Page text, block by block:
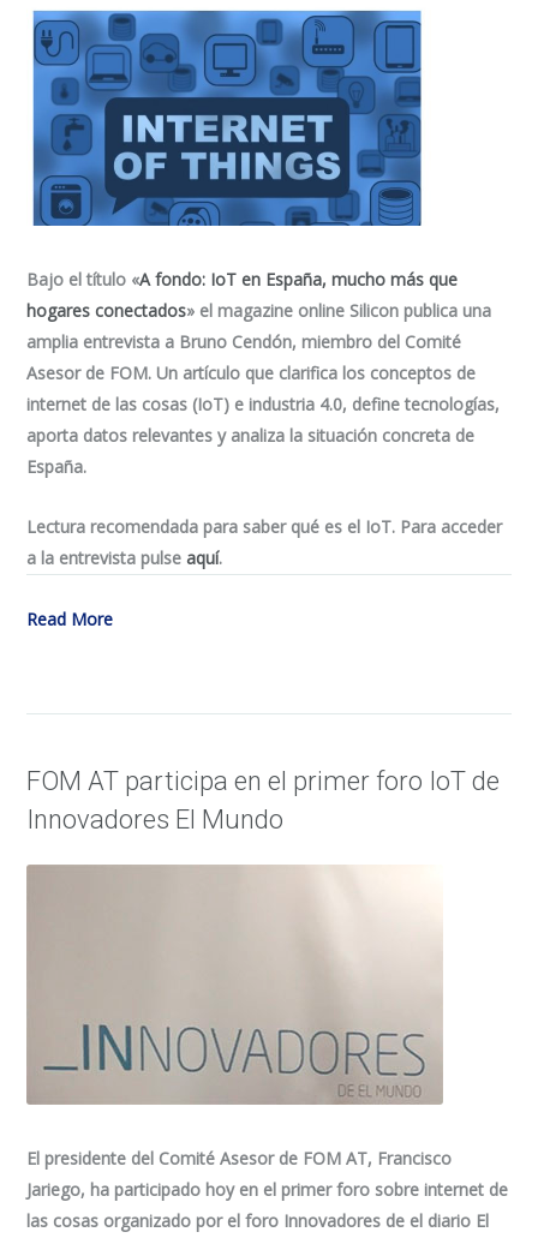
Bajo el título «A fondo: IoT en España, mucho más que
hogares conectados» el magazine online Silicon publica una
amplia entrevista a Bruno Cendón, miembro del Comité
Asesor de FOM. Un artículo que clarifica los conceptos de
internet de las cosas (IoT) e industria 4.0, define tecnologías,
aporta datos relevantes y analiza la situación concreta de
España.
Lectura recomendada para saber qué es el IoT. Para acceder
a la entrevista pulseaquí.
Read More
FOM AT participa en el primer foro IoT de
Innovadores El Mundo
El presidente del Comité Asesor de FOM AT, Francisco
Jariego, ha participado hoy en el primer foro sobre internet de
las cosas organizado por el foro Innovadores de el diario El